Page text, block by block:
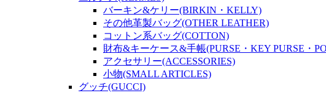
バーキン&ケリー(BIRKIN・KELLY)
その他革製バッグ(OTHER LEATHER)
コットン系バッグ(COTTON)
財布&キーケース&手帳(PURSE・KEY PURSE・
アクセサリー(ACCESSORIES)
小物(SMALL ARTICLES)
グッチ(GUCCI)